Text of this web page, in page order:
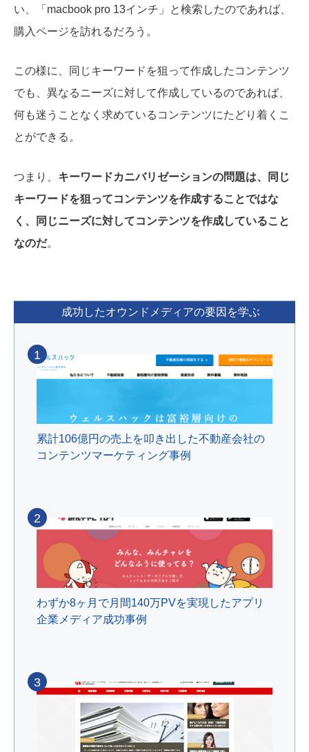
い、「macbook pro 13インチ」と検索したのであれば、
購入ページを訪れるだろう。
この様に、同じキーワードを狙って作成したコンテンツ
でも、異なるニーズに対して作成しているのであれば、
何も迷うことなく求めているコンテンツにたどり着くこ
とができる。
つまり、 キーワードカニバリゼーションの問題は、同じ
キーワードを狙ってコンテンツを作成することではな
く、同じニーズに対してコンテンツを作成していること
なのだ。
成功したオウンドメディアの要因を学ぶ
累計106億円の売上を叩き出した不動産会社の
コンテンツマーケティング事例
1
わずか8ヶ月で月間140万PVを実現したアプリ
企業メディア成功事例
2
3